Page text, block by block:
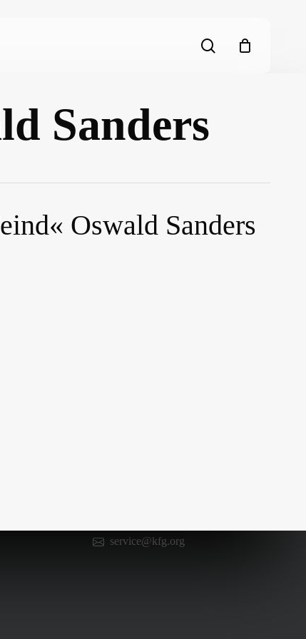
search
Sanders
Oswald Sanders
service@kfg.org